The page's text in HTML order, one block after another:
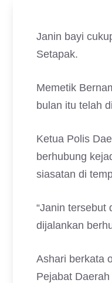
Janin bayi
Setapak.
Memetik
bulan itu telah
Ketua Polis
berhubung
siasatan di
“Janin tersebut
dijalankan
Ashari berkata
Pejabat